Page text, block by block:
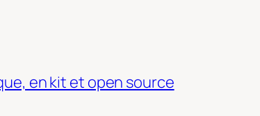
en kit et open source